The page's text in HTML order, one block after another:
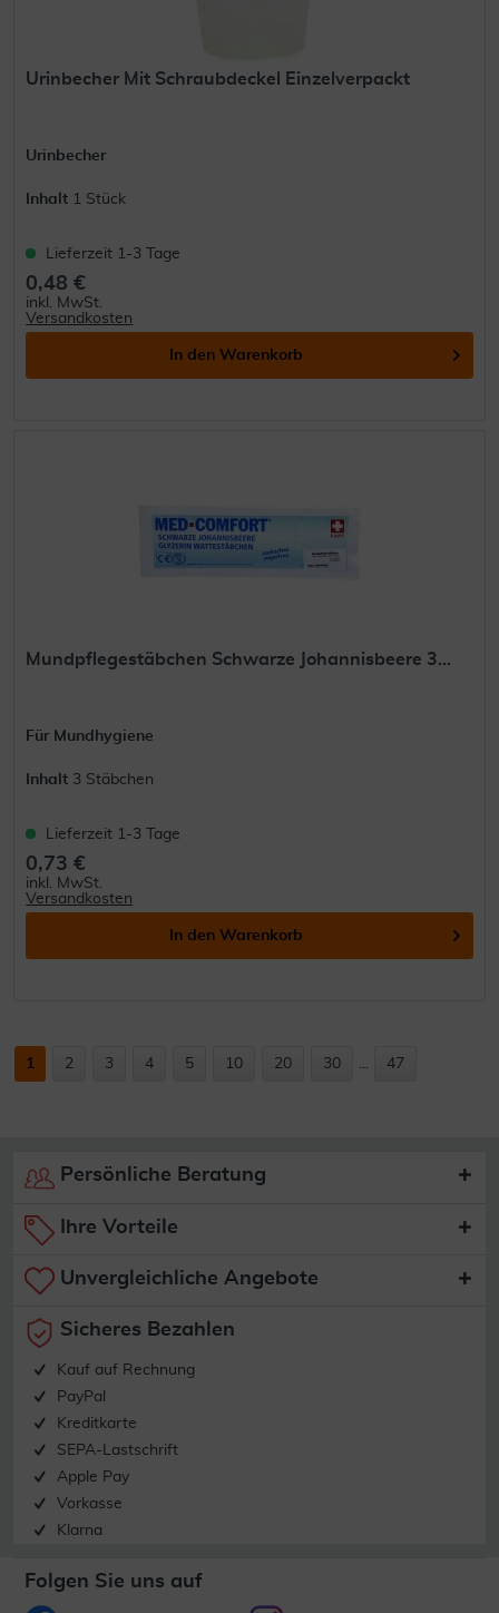
Urinbecher Mit Schraubdeckel Einzelverpackt
Urinbecher
Inhalt 1 Stück
Lieferzeit 1-3 Tage
0,48 €
inkl. MwSt.
Versandkosten
In den Warenkorb
Mundpflegestäbchen Schwarze Johannisbeere 3...
Für Mundhygiene
Inhalt 3 Stäbchen
Lieferzeit 1-3 Tage
0,73 €
inkl. MwSt.
Versandkosten
In den Warenkorb
1 2 3 4 5 10 20 30 ... 47
Persönliche Beratung
Ihre Vorteile
Unvergleichliche Angebote
Sicheres Bezahlen
Kauf auf Rechnung
PayPal
Kreditkarte
SEPA-Lastschrift
Apple Pay
Vorkasse
Klarna
Folgen Sie uns auf